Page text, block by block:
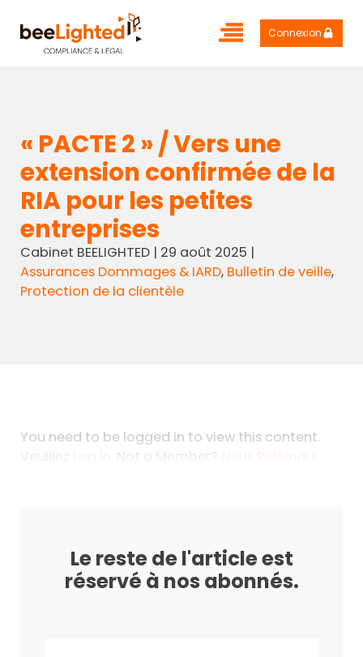
Connexion
« PACTE 2 » / Vers une
extension confirmée de la
RIA pour les petites
entreprises
Cabinet BEELIGHTED| 29 août 2025 |
Assurances Dommages & IARD, Bulletin de veille,
Protection de la clientèle
You need to be logged in to view this content.
Veuillez
. Not a Member?
Le reste de l'article est
réservé à nos abonnés.